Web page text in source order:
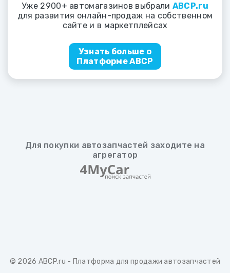
Уже 2900+ автомагазинов выбрали ABCP.ru
для развития онлайн-продаж на собственном
сайте и в маркетплейсах
Узнать больше о
Платформе ABCP
Для покупки автозапчастей заходите на
агрегатор
© 2026 ABCP.ru - Платформа для продажи автозапчастей